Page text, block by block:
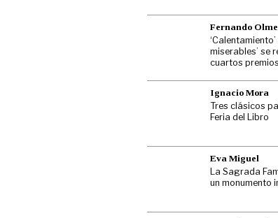
Fernando
‘Calentamiento’
miserables’ se
cuartos
Ignacio Mora
Tres clásicos
Feria del Libro
Eva Miguel
La Sagrada
un monumento